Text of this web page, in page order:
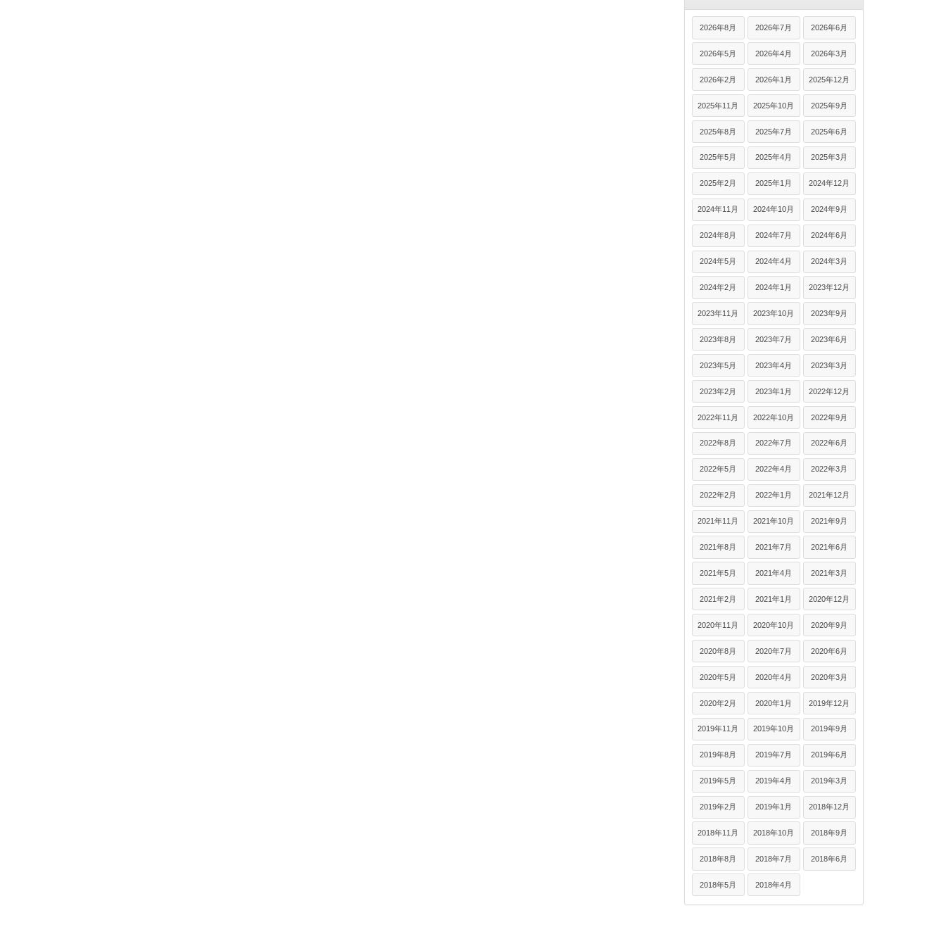
2026年8月 2026年7月 2026年6月
2026年5月 2026年4月 2026年3月
2026年2月 2026年1月 2025年12月
2025年11月 2025年10月 2025年9月
2025年8月 2025年7月 2025年6月
2025年5月 2025年4月 2025年3月
2025年2月 2025年1月 2024年12月
2024年11月 2024年10月 2024年9月
2024年8月 2024年7月 2024年6月
2024年5月 2024年4月 2024年3月
2024年2月 2024年1月 2023年12月
2023年11月 2023年10月 2023年9月
2023年8月 2023年7月 2023年6月
2023年5月 2023年4月 2023年3月
2023年2月 2023年1月 2022年12月
2022年11月 2022年10月 2022年9月
2022年8月 2022年7月 2022年6月
2022年5月 2022年4月 2022年3月
2022年2月 2022年1月 2021年12月
2021年11月 2021年10月 2021年9月
2021年8月 2021年7月 2021年6月
2021年5月 2021年4月 2021年3月
2021年2月 2021年1月 2020年12月
2020年11月 2020年10月 2020年9月
2020年8月 2020年7月 2020年6月
2020年5月 2020年4月 2020年3月
2020年2月 2020年1月 2019年12月
2019年11月 2019年10月 2019年9月
2019年8月 2019年7月 2019年6月
2019年5月 2019年4月 2019年3月
2019年2月 2019年1月 2018年12月
2018年11月 2018年10月 2018年9月
2018年8月 2018年7月 2018年6月
2018年5月 2018年4月